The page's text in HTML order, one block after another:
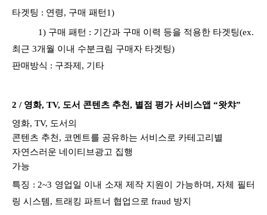
타겟팅 : 연령, 구매 패턴1)
1) 구매 패턴 : 기간과 구매 이력 등을 적용한 타겟팅(ex.
최근 3개월 이내 수분크림 구매자 타겟팅)
판매방식 : 구좌제, 기타
2 / 영화, TV, 도서 콘텐츠 추천, 별점 평가서비스앱 “왓챠”
영화, TV, 도서의
콘텐츠 추천, 코멘트를 공유하는 서비스로 카테고리별
자연스러운 네이티브광고 집행
가능
특징 : 2~3 영업일 이내 소재 제작 지원이 가능하며, 자체 필터
링 시스템, 트래킹 파트너 협업으로 fraud 방지